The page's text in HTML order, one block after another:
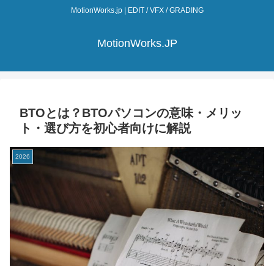
MotionWorks.jp | EDIT / VFX / GRADING
MotionWorks.JP
BTOとは？BTOパソコンの意味・メリッ
ト・選び方を初心者向けに解説
2026